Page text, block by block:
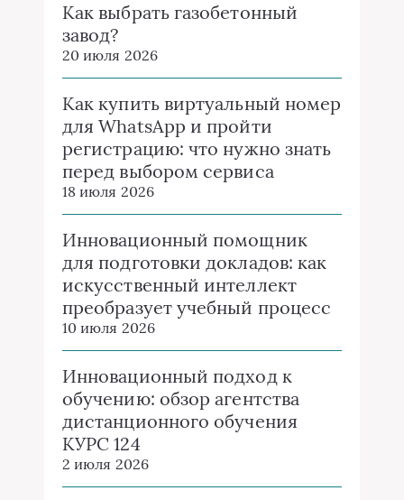
Как выбрать газобетонный
завод?
20 июля 2026
Как купить виртуальный номер
для WhatsApp и пройти
регистрацию: что нужно знать
перед выбором сервиса
18 июля 2026
Инновационный помощник
для подготовки докладов: как
искусственный интеллект
преобразует учебный процесс
10 июля 2026
Инновационный подход к
обучению: обзор агентства
дистанционного обучения
КУРС 124
2 июля 2026